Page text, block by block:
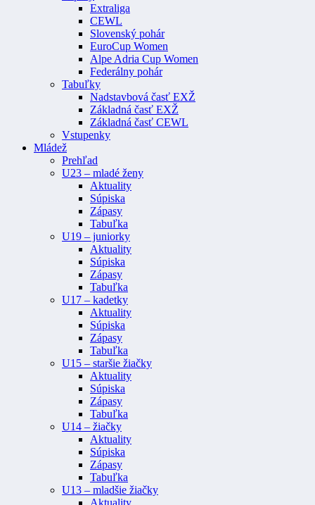
Extraliga
CEWL
Slovenský pohár
EuroCup Women
Alpe Adria Cup Women
Federálny pohár
Tabuľky
Nadstavbová časť EXŽ
Základná časť EXŽ
Základná časť CEWL
Vstupenky
Mládež
Prehľad
U23 – mladé ženy
Aktuality
Súpiska
Zápasy
Tabuľka
U19 – juniorky
Aktuality
Súpiska
Zápasy
Tabuľka
U17 – kadetky
Aktuality
Súpiska
Zápasy
Tabuľka
U15 – staršie žiačky
Aktuality
Súpiska
Zápasy
Tabuľka
U14 – žiačky
Aktuality
Súpiska
Zápasy
Tabuľka
U13 – mladšie žiačky
Aktuality